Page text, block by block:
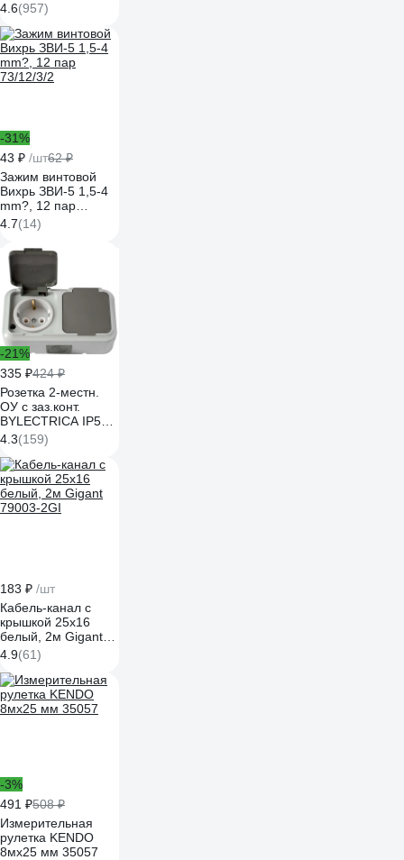
4.6(957)
-31%
43 ₽ /шт62 ₽
Зажим винтовой
Вихрь ЗВИ-5 1,5-4
mm?, 12 пар
73/12/3/2
4.7(14)
-21%
335 ₽424 ₽
Розетка 2-местн.
ОУ с заз.конт.
BYLECTRICA IP54,
серия ПРАЛЕСКА
АКВА, серый, РА16-
303 03 РА16-303
(03)
4.3(159)
183 ₽ /шт
Кабель-канал с
крышкой 25х16
белый, 2м Gigant
79003-2GI
4.9(61)
-3%
491 ₽508 ₽
Измерительная
рулетка KENDO
8мх25 мм 35057